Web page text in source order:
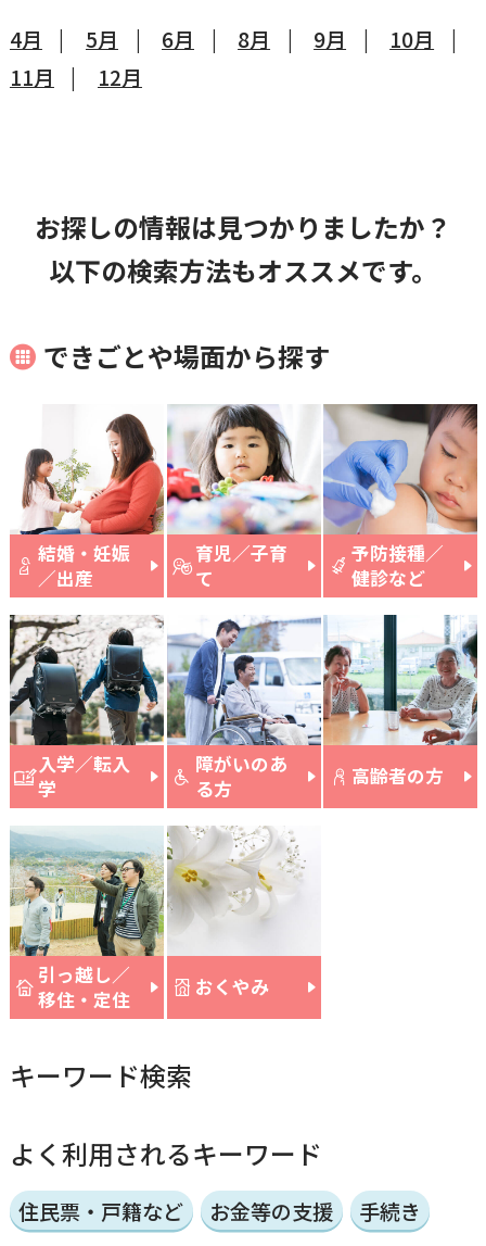
4月 5月 6月 8月 9月
10月
11月
12月
お探しの情報は見つかりましたか？
以下の検索方法もオススメです。
できごとや場面から探す
結婚・妊娠
／出産
育児／子育
て
予防接種／
健診など
入学／転入
学
障がいのあ
る方
高齢者の方
引っ越し／
移住・定住
おくやみ
キーワード検索
よく利用されるキーワード
住民票・戸籍など お金等の支援 手続き